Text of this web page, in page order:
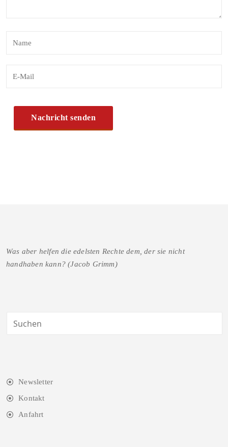
Was aber helfen die edelsten Rechte dem, der sie nicht
handhaben kann? (Jacob Grimm)
Newsletter
Kontakt
Anfahrt